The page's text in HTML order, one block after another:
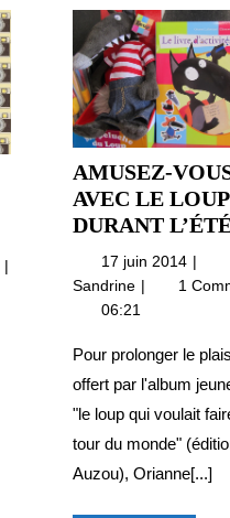
AMUSEZ-
AVEC LE LOUP
DURANT
17 juin 2014 17
juin
Sandrine Amusez-
le
Loup
l’été
!
1
06:21
Pour prolonger le
offert par l'album
"le loup qui voulait
tour du monde"
Auzou), Orianne[...]